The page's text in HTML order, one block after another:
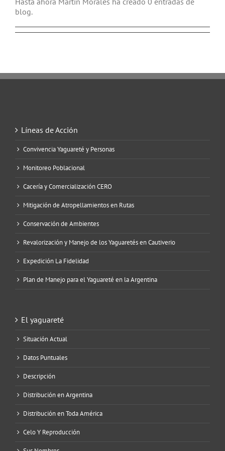
blog.
Líneas de Acción
Convivencia Yaguareté y Personas
Monitoreo Poblacional
Cacería y Comercialización CERO
Mitigación de Atropellamientos en Rutas
Conservación de Ambientes
Revalorización y Manejo de los Yaguaretés en Cautiverio
Expedición La Fidelidad
Plan de Manejo para el Yaguareté en la Argentina
El yaguareté
Situación Actual
Datos Puntuales
Descripción
Distribución en Argentina
Distribución en Toda América
Celo Y Reproducción